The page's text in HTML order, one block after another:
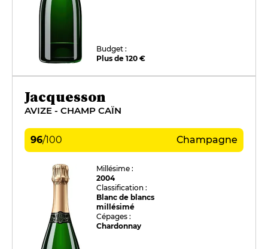
Budget :
Plus de 120 €
Jacquesson
AVIZE - CHAMP CAÏN
96/100 Champagne
Millésime :
2004
Classification :
Blanc de blancs
millésimé
Cépages :
Chardonnay